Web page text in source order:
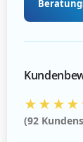
(92